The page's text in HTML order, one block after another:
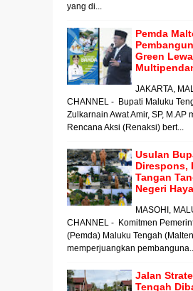
yang di...
Pemda
Green
JAKARTA,
CHANNEL - Bupati Maluku
Zulkarnain Awat Amir, SP, M.AP
Rencana Aksi (Renaksi) bert...
Usulan
Direspons,
Tangan
Negeri Haya
MASOHI,
CHANNEL - Komitmen
(Pemda) Maluku Tengah
memperjuangkan
Jalan
Tengah